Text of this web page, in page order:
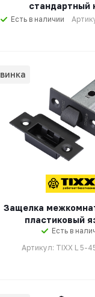
стандартный
Есть в наличии
Защелка
пластиковый
Есть в
Артикул: TIXX L 5-